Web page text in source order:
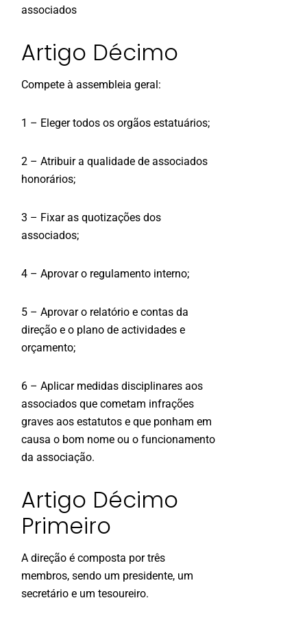
associados
Artigo Décimo
Compete à assembleia geral:
1 – Eleger todos os orgãos estatuários;
2 – Atribuir a qualidade de associados
honorários;
3 – Fixar as quotizações dos
associados;
4 – Aprovar o regulamento interno;
5 – Aprovar o relatório e contas da
direção e o plano de actividades e
orçamento;
6 – Aplicar medidas disciplinares aos
associados que cometam infrações
graves aos estatutos e que ponham em
causa o bom nome ou o funcionamento
da associação.
Artigo Décimo
Primeiro
A direção é composta por três
membros, sendo um presidente, um
secretário e um tesoureiro.